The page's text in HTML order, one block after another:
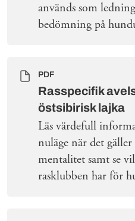
används som
bedömning på
PDF
Rasspecifik
östsibirisk lajka
Läs värdefull
nuläge när det
mentalitet samt se
rasklubben har för